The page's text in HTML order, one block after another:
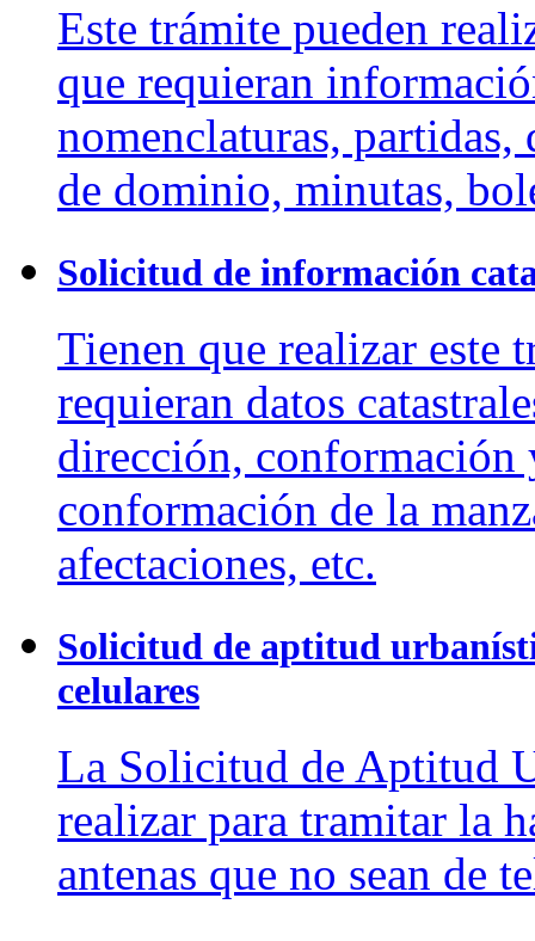
Este trámite pueden
que requieran
nomenclaturas,
de dominio, minutas,
Solicitud de información
Tienen que realizar este
requieran datos
dirección, conformación
conformación de la
afectaciones, etc.
Solicitud de aptitud
celulares
La Solicitud de Aptitud
realizar para tramitar la
antenas que no sean de